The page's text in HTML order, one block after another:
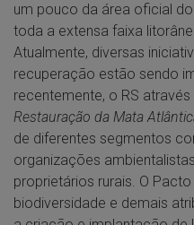
um pouco da área oficial
toda a extensa faixa
Atualmente, diversas
recuperação estão sendo
recentemente, o RS através
Restauração da Mata
de diferentes segmentos
organizações
proprietários rurais. O
biodiversidade e demais